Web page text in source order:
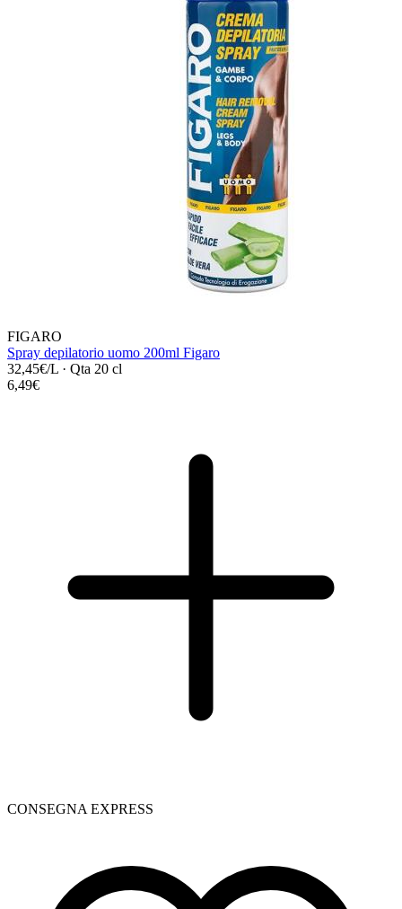
FIGARO
Spray depilatorio uomo 200ml Figaro
32,45€/L · Qta 20 cl
6,49€
CONSEGNA EXPRESS